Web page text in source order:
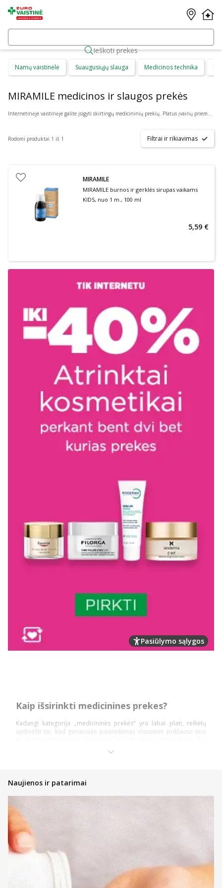
Ieškoti prekės
Namų vaistinėlė Suaugusiųjų slauga Medicinos technika
MIRAMILE medicinos ir slaugos prekės
Internetinėje vaistinėje galite įsigyti skirtingų medicininių prekių. Platus įvairių priemonių ir technikos pasirinkimas leis visiems pirkėjams lengviau rasti tai, ko jie ieško. Šioje prekių kategorijoje yra daugybė skirtingų medicinos priemonių ir priedų, pradedant specialiais kremais ir pleistrais, baigiant kapsulėmis ar drėkinančiais akių lašais. Jeigu jums sunku apsispręsti, kurie produktai būtų geriausias ar tinkamiausias pasirinkimas, mūsų konsultantai gali jums patarti nuotoliniu būdu: internetu aktyviame pokalbio lange, el. paštu ar telefonu.
Rodomi produktai 1 iš 1 Filtrai ir rikiavimas
MIRAMILE
MIRAMILE burnos ir gerklės sirupas vaikams
KIDS, nuo 1 m., 100 ml
5,59 €
Pasiūlymo sąlygos
Kaip išsirinkti medicinines prekes?
Kadangi kategorija „medicininės prekės“ yra labai plati, reikėtų
apibrėžti tai, kad geriausias pasirinkimas visuomet priklauso nuo
Pasidalinsime bendromis įžvalgomis, ką vertėtų žinoti kiekvienam
pirkėjui, nusprendusiam pirkti internetinėje vaistinėje, kad įsigytų
priemonių ir technikos nauda būtų pati didžiausia!
Atsidarykite prekės puslapyje ir perskaitykite aprašymą,
instrukcijas bei kitą aktualią informaciją;
Jeigu prekė patiko, tačiau norite dar pasidairyti po prekių
sugrįžti vėliau;
Nedvejokite konsultuotis su internetinės vaistinės komanda,
kad gautumėte profesionalų patarimą bet kuriuo klausimu;
Jeigu tai – ne vaistiniai preparatai, galite atkreipti dėmesį į
Naujienos ir patarimai